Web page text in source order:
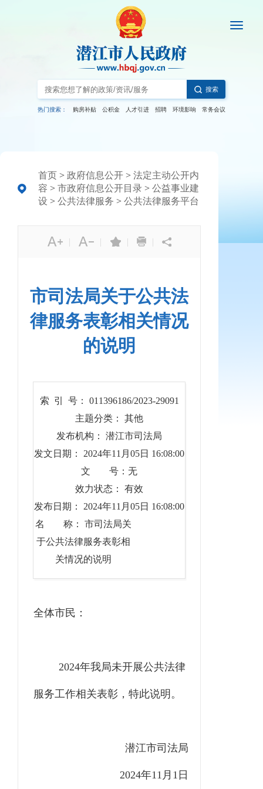
搜索
热门搜索： 购房补贴 公积金 人才引进 招聘 环境影响 常务会议
首页 > 政府信息公开 > 法定主动公开内
容 > 市政府信息公开目录 > 公益事业建
设 > 公共法律服务 > 公共法律服务平台
| | | |
市司法局关于公共法
律服务表彰相关情况
的说明
索 引 号： 011396186/2023-29091
主题分类： 其他
发布机构： 潜江市司法局
发文日期： 2024年11月05日 16:08:00
文 号：无
效力状态： 有效
发布日期： 2024年11月05日 16:08:00
名 称： 市司法局关
于公共法律服务表彰相
关情况的说明
全体市民：
2024年我局未开展公共法律
服务工作相关表彰，特此说明。
潜江市司法局
2024年11月1日